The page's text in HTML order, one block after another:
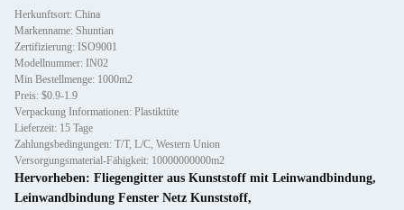
Herkunftsort: China
Markenname: Shuntian
Zertifizierung: ISO9001
Modellnummer: IN02
Min Bestellmenge: 1000m2
Preis: $0.9-1.9
Verpackung Informationen: Plastiktüte
Lieferzeit: 15 Tage
Zahlungsbedingungen: T/T, L/C, Western Union
Versorgungsmaterial-Fähigkeit: 10000000000m2
Hervorheben: Fliegengitter aus Kunststoff mit Leinwandbindung,
Leinwandbindung Fenster Netz Kunststoff,